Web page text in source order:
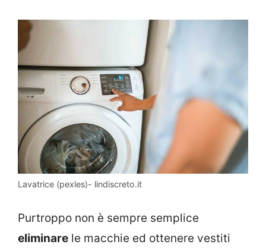
Lavatrice (pexles)- lindiscreto.it
Purtroppo non è sempre semplice
eliminare le macchie ed ottenere vestiti